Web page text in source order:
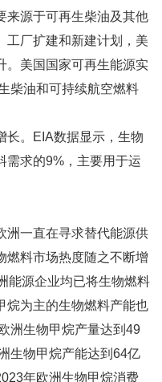
来源于可再生柴油及其他
工厂扩建和新建计划，美
。美国国家可再生能源实
柴油和可持续航空燃料
长。EIA数据显示，生物
需求的9%，主要用于运
洲一直在寻求替代能源供
燃料市场热度随之不断增
能源企业均已将生物燃料
烷为主的生物燃料产能也
洲生物甲烷产量达到49
生物甲烷产能达到64亿
年欧洲生物甲烷消费